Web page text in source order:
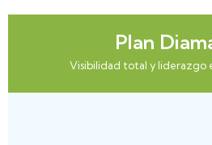
Plan
Visibilidad total y liderazgo